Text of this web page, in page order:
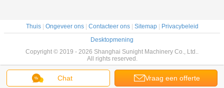
Chat Vraag een offerte
Thuis| Ongeveer ons| Contacteer ons| Sitemap|
Privacybeleid
Desktopmening
Copyright © 2019 - 2026 Shanghai Sunight Machinery Co., Ltd..
All rights reserved.